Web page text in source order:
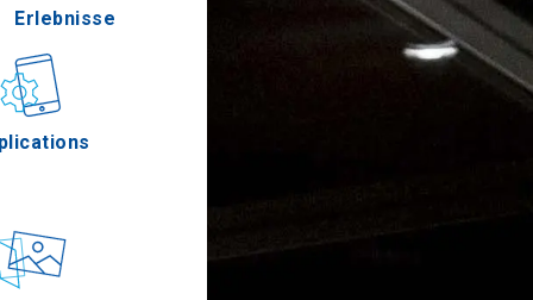
Gastronomie
Ereignisse
Erlebnisse